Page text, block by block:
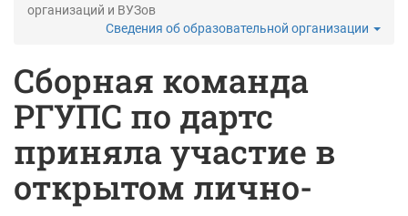
организаций и ВУЗов
Сведения об образовательной организации
Сборная команда
РГУПС по дартс
приняла участие в
открытом лично-